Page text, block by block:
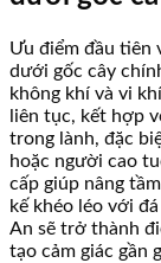
Ưu điểm đầu tiên
dưới gốc cây
không khí và vi
liên tục, kết hợp
trong lành, đặc
hoặc người cao
cấp giúp nâng
kế khéo léo với
An sẽ trở thành
tạo cảm giác gần